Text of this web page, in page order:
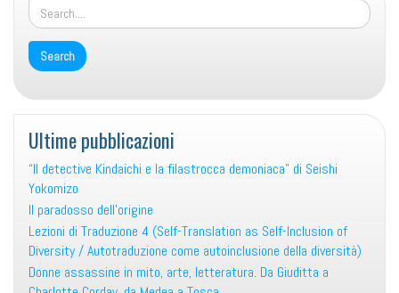
Ultime pubblicazioni
“Il detective Kindaichi e la filastrocca demoniaca” di Seishi
Yokomizo
Il paradosso dell’origine
Lezioni di Traduzione 4 (Self-Translation as Self-Inclusion of
Diversity / Autotraduzione come autoinclusione della diversità)
Donne assassine in mito, arte, letteratura. Da Giuditta a